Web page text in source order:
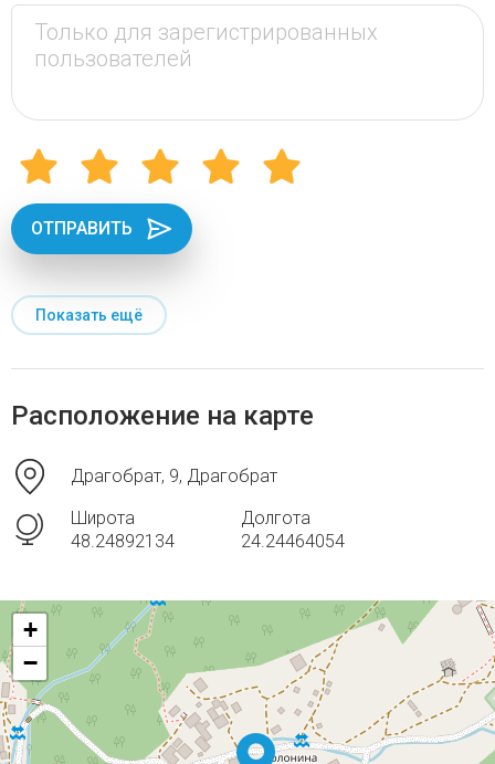
ОТПРАВИТЬ
Показать ещё
Расположение на карте
Драгобрат, 9, Драгобрат
Широта
48.24892134
Долгота
24.24464054
+
−